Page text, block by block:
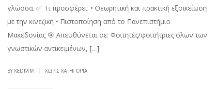
γλώσσα. ✅ Τι προσφέρει: • Θεωρητική και πρακτική εξοικείωση
με την κινεζική • Πιστοποίηση από το Πανεπιστήμιο
Μακεδονίας 🎯 Απευθύνεται σε: Φοιτητές/φοιτήτριες όλων των
γνωστικών αντικειμένων, […]
BY KEDIVIM ΧΩΡΊΣ ΚΑΤΗΓΟΡΊΑ